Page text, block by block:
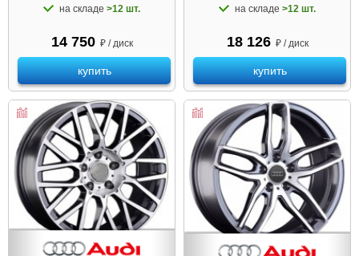
на складе >12 шт.
14 750 ₽ / диск
купить
на складе >12 шт.
18 126 ₽ / диск
купить